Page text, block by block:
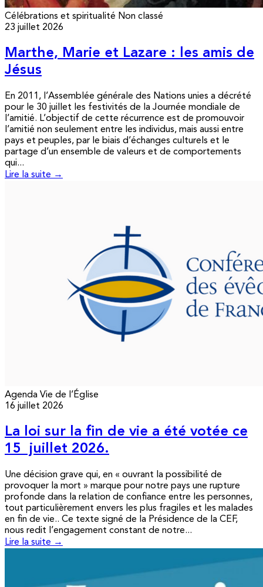
Célébrations et spiritualité Non classé
23 juillet 2026
Marthe, Marie et Lazare : les amis de
Jésus
En 2011, l’Assemblée générale des Nations unies a décrété
pour le 30 juillet les festivités de la Journée mondiale de
l’amitié. L’objectif de cette récurrence est de promouvoir
l’amitié non seulement entre les individus, mais aussi entre
pays et peuples, par le biais d’échanges culturels et le
partage d’un ensemble de valeurs et de comportements
qui...
Lire la suite →
Agenda Vie de l’Église
16 juillet 2026
La loi sur la fin de vie a été votée ce
15 juillet 2026.
Une décision grave qui, en « ouvrant la possibilité de
provoquer la mort » marque pour notre pays une rupture
profonde dans la relation de confiance entre les personnes,
tout particulièrement envers les plus fragiles et les malades
en fin de vie.. Ce texte signé de la Présidence de la CEF,
nous redit l’engagement constant de notre...
Lire la suite →